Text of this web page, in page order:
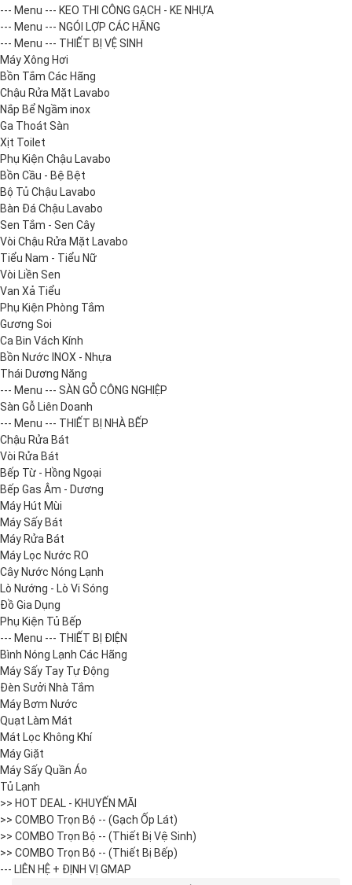
--- Menu --- KEO THI CÔNG GẠCH - KE NHỰA
--- Menu --- NGÓI LỢP CÁC HÃNG
--- Menu --- THIẾT BỊ VỆ SINH
Máy Xông Hơi
Bồn Tắm Các Hãng
Chậu Rửa Mặt Lavabo
Nắp Bể Ngầm inox
Ga Thoát Sàn
Xịt Toilet
Phụ Kiện Chậu Lavabo
Bồn Cầu - Bệ Bệt
Bộ Tủ Chậu Lavabo
Bàn Đá Chậu Lavabo
Sen Tắm - Sen Cây
Vòi Chậu Rửa Mặt Lavabo
Tiểu Nam - Tiểu Nữ
Vòi Liền Sen
Van Xả Tiểu
Phụ Kiện Phòng Tắm
Gương Soi
Ca Bin Vách Kính
Bồn Nước INOX - Nhựa
Thái Dương Năng
--- Menu --- SÀN GỖ CÔNG NGHIỆP
Sàn Gỗ Liên Doanh
--- Menu --- THIẾT BỊ NHÀ BẾP
Chậu Rửa Bát
Vòi Rửa Bát
Bếp Từ - Hồng Ngoại
Bếp Gas Âm - Dương
Máy Hút Mùi
Máy Sấy Bát
Máy Rửa Bát
Máy Lọc Nước RO
Cây Nước Nóng Lạnh
Lò Nướng - Lò Vi Sóng
Đồ Gia Dụng
Phụ Kiện Tủ Bếp
--- Menu --- THIẾT BỊ ĐIỆN
Bình Nóng Lạnh Các Hãng
Máy Sấy Tay Tự Động
Đèn Sưởi Nhà Tắm
Máy Bơm Nước
Quạt Làm Mát
Mát Lọc Không Khí
Máy Giặt
Máy Sấy Quần Áo
Tủ Lạnh
>> HOT DEAL - KHUYẾN MÃI
>> COMBO Trọn Bộ -- (Gạch Ốp Lát)
>> COMBO Trọn Bộ -- (Thiết Bị Vệ Sinh)
>> COMBO Trọn Bộ -- (Thiết Bị Bếp)
--- LIÊN HỆ + ĐỊNH VỊ GMAP